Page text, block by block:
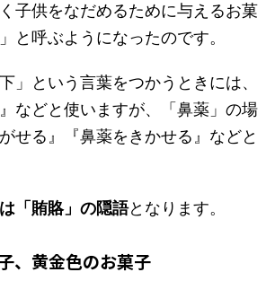
子供をなだめるために与えるお菓
と呼ぶようになったのです。
」という言葉をつかうときには、
』などと使いますが、「鼻薬」の場
せる』『鼻薬をきかせる』などと
は「賄賂」の隠語となります。
、黄金色のお菓子